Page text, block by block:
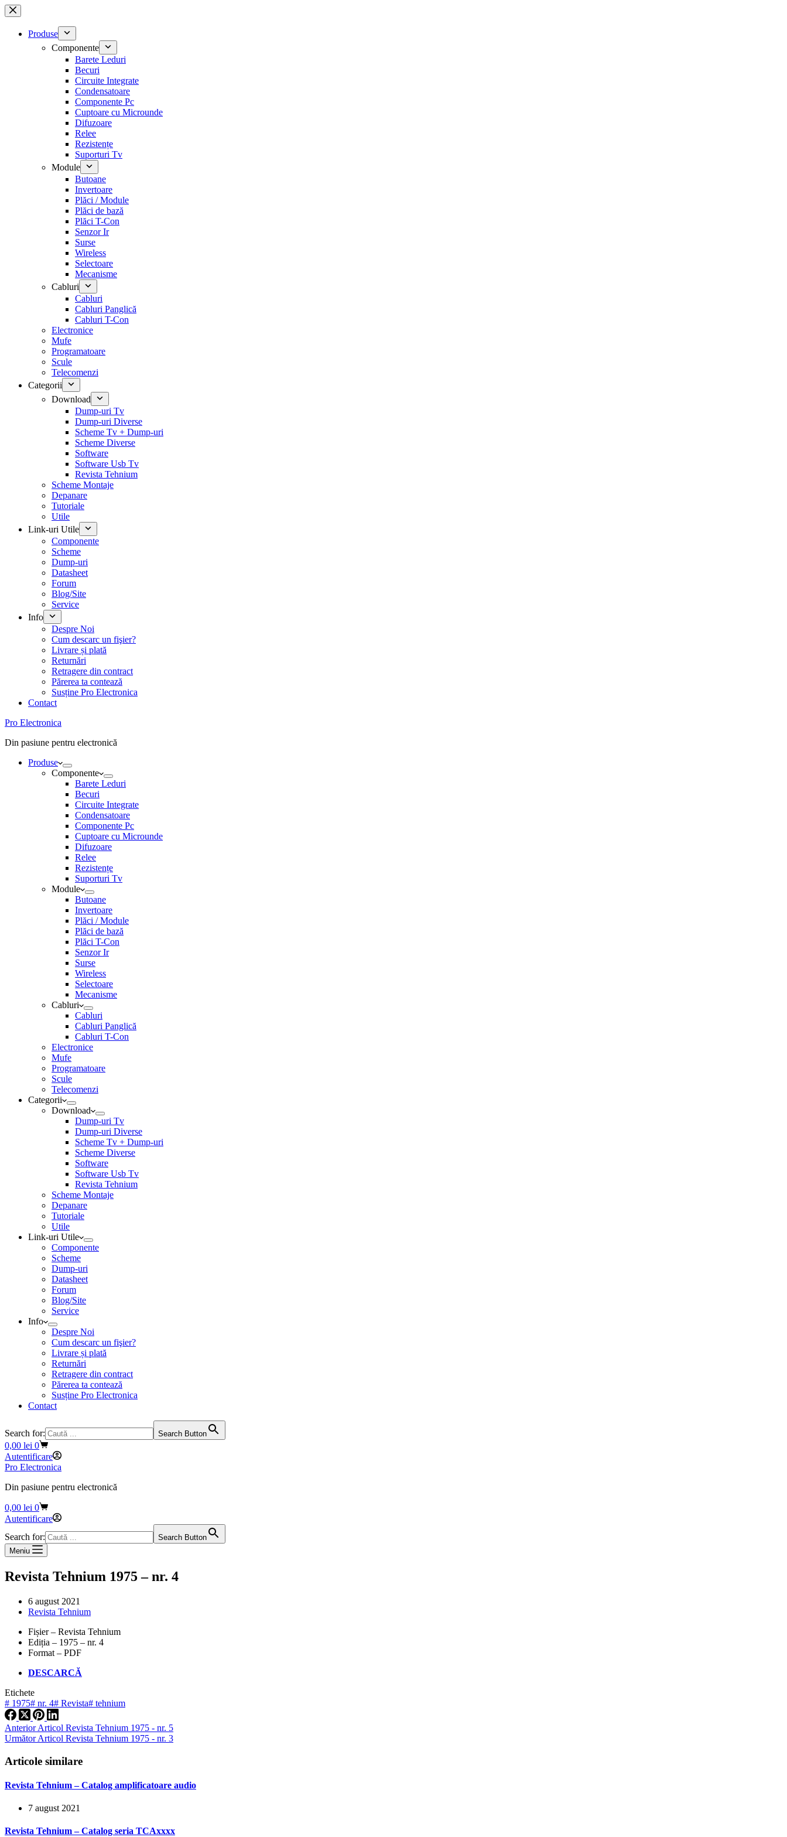
Sari
la
conținutProduse
Componente
Barete Leduri
Becuri
Circuite Integrate
Condensatoare
Componente Pc
Cuptoare cu Microunde
Difuzoare
Relee
Rezistențe
Suporturi Tv
Module
Butoane
Invertoare
Plăci / Module
Plăci de bază
Plăci T-Con
Senzor Ir
Surse
Wireless
Selectoare
Mecanisme
Cabluri
Cabluri
Cabluri Panglică
Cabluri T-Con
Electronice
Mufe
Programatoare
Scule
Telecomenzi
Categorii
Download
Dump-uri Tv
Dump-uri Diverse
Scheme Tv + Dump-uri
Scheme Diverse
Software
Software Usb Tv
Revista Tehnium
Scheme Montaje
Depanare
Tutoriale
Utile
Link-uri Utile
Componente
Scheme
Dump-uri
Datasheet
Forum
Blog/Site
Service
Info
Despre Noi
Cum descarc un fişier?
Livrare și plată
Returnări
Retragere din contract
Părerea ta contează
Susține Pro Electronica
Contact
Pro Electronica
Din pasiune pentru electronică
Produse
Componente
Barete Leduri
Becuri
Circuite Integrate
Condensatoare
Componente Pc
Cuptoare cu Microunde
Difuzoare
Relee
Rezistențe
Suporturi Tv
Module
Butoane
Invertoare
Plăci / Module
Plăci de bază
Plăci T-Con
Senzor Ir
Surse
Wireless
Selectoare
Mecanisme
Cabluri
Cabluri
Cabluri Panglică
Cabluri T-Con
Electronice
Mufe
Programatoare
Scule
Telecomenzi
Categorii
Download
Dump-uri Tv
Dump-uri Diverse
Scheme Tv + Dump-uri
Scheme Diverse
Software
Software Usb Tv
Revista Tehnium
Scheme Montaje
Depanare
Tutoriale
Utile
Link-uri Utile
Componente
Scheme
Dump-uri
Datasheet
Forum
Blog/Site
Service
Info
Despre Noi
Cum descarc un fişier?
Livrare și plată
Returnări
Retragere din contract
Părerea ta contează
Susține Pro Electronica
Contact
Search for: Search Button
Coș
de
cumpărături
0,00 lei 0
Autentificare
Pro Electronica
Din pasiune pentru electronică
Coș
de
0,00 lei 0
Autentificare
Search for:
Search Button
Meniu
Revista Tehnium 1975 – nr. 4
6 august 2021
Revista Tehnium
Fișier – Revista Tehnium
Ediția – 1975 – nr. 4
Format – PDF
DESCARCĂ
Etichete
# 1975# nr. 4# Revista# tehnium
AnteriorArticol Revista Tehnium 1975 - nr. 5
UrmătorArticol Revista Tehnium 1975 - nr. 3
Articole similare
Revista Tehnium – Catalog amplificatoare audio
7 august 2021
Revista Tehnium – Catalog seria TCAxxxx